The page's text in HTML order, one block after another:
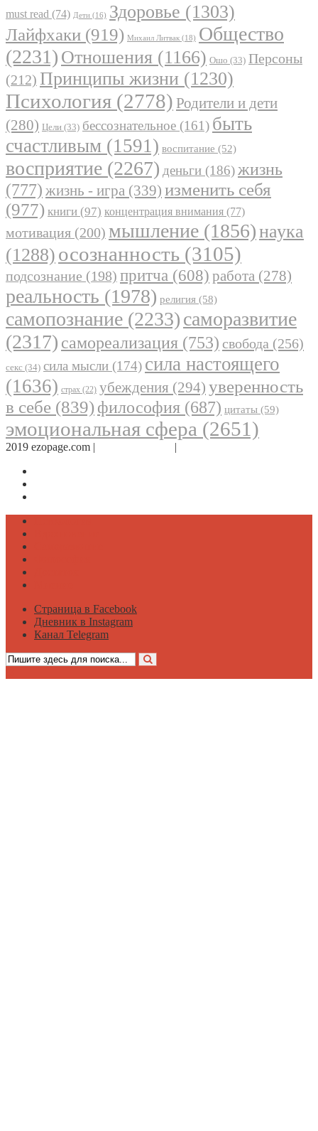
must read (74) Дети (16) Здоровье (1303)
Лайфхаки (919) Михаил Литвак (18) Общество
(2231) Отношения (1166) Ошо (33) Персоны
(212) Принципы жизни (1230)
Психология (2778) Родители и дети
(280) Цели (33) бессознательное (161) быть
счастливым (1591) воспитание (52)
восприятие (2267) деньги (186)жизнь
(777) жизнь - игра (339) изменить себя
(977) книги (97) концентрация внимания (77)
мотивация (200) мышление (1856)наука
(1288) осознанность (3105)
подсознание (198) притча (608) работа (278)
реальность (1978) религия (58)
самопознание (2233)саморазвитие
(2317) самореализация (753) свобода (256)
секс (34) сила мысли (174) сила настоящего
(1636) страх (22) убеждения (294) уверенность
в себе (839) философия (687) цитаты (59)
эмоциональная сфера (2651)
2019 ezopage.com | |
Страница в Facebook
Дневник в Instagram
Канал Telegram